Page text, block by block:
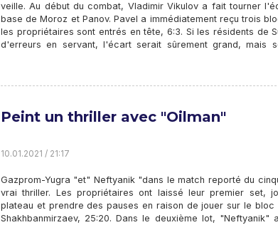
veille. Au début du combat, Vladimir Vikulov a fait tourner
base de Moroz et Panov. Pavel a immédiatement reçu trois
les propriétaires sont entrés en tête, 6:3. Si les résidents de
d'erreurs en servant, l'écart serait sûrement grand, mais
Peint un thriller avec "Oilman"
10.01.2021 / 21:17
Gazprom-Yugra "et" Neftyanik "dans le match reporté du
vrai thriller. Les propriétaires ont laissé leur premier set,
plateau et prendre des pauses en raison de jouer sur le
Shakhbanmirzaev, 25:20. Dans le deuxième lot, "Neftyanik"